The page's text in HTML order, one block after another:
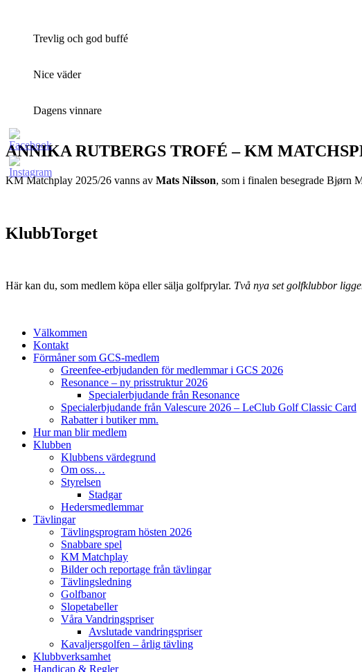
Trevlig och god buffé
Nice väder
Dagens vinnare
ANNIKA RUTBERGS TROFÉ – KM
KM Matchplay 2025/26 vanns av Mats Nilsson, som i finalen besegrade Bjørn
KlubbTorget
Här kan du, som medlem köpa eller sälja golfprylar. Två nya set golfklubbor
Välkommen
Kontakt
Förmåner som GCS-medlem
Greenfee-erbjudanden för medlemmar i GCS 2026
Resonance – ny prisstruktur 2026
Specialerbjudande från Resonance
Specialerbjudande från Valescure 2026 – LeClub Golf Classic Card
Rabatter i butiker mm.
Hur man blir medlem
Klubben
Klubbens värdegrund
Om oss…
Styrelsen
Stadgar
Hedersmedlemmar
Tävlingar
Tävlingsprogram hösten 2026
Snabbare spel
KM Matchplay
Bilder och reportage från tävlingar
Tävlingsledning
Golfbanor
Slopetabeller
Våra Vandringspriser
Avslutade vandringspriser
Kavaljersgolfen – årlig tävling
Klubbverksamhet
Handicap & Regler